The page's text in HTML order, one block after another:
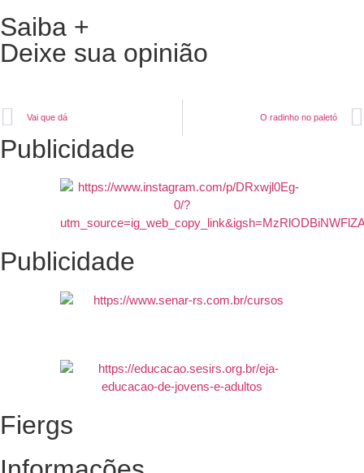
Saiba +
Deixe sua opinião
Vai que dá O radinho no paletó
Publicidade
Publicidade
Fiergs